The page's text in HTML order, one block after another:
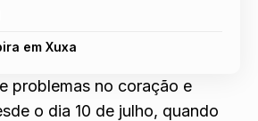
em Xuxa
problemas no coração e
o dia 10 de julho, quando